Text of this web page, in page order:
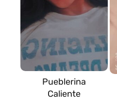
Pueblerina
Caliente